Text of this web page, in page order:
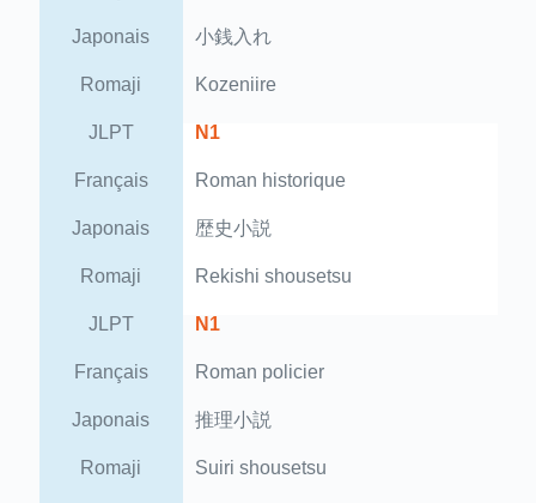
Japonais 小銭入れ
Romaji Kozeniire
JLPT N1
Français Roman historique
Japonais 歴史小説
Romaji Rekishi shousetsu
JLPT N1
Français Roman policier
Japonais 推理小説
Romaji Suiri shousetsu